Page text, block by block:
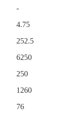
-
4.75
252.5
6250
250
1260
76